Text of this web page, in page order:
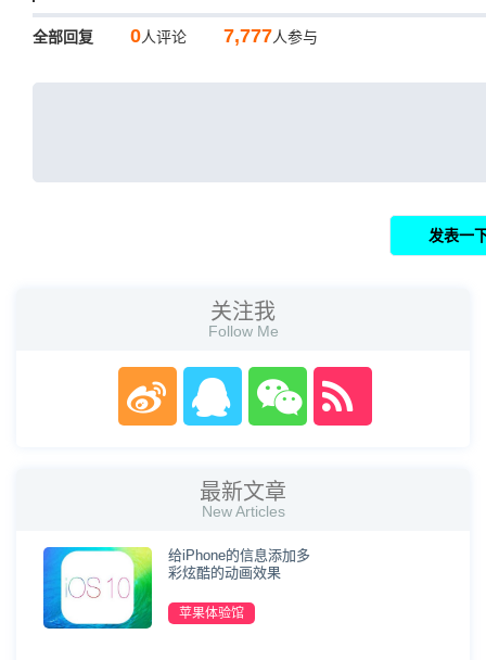
全部回复 0人评论 7,777人参与
关注我
Follow Me
最新文章
New Articles
给iPhone的信息添加多
彩炫酷的动画效果
苹果体验馆